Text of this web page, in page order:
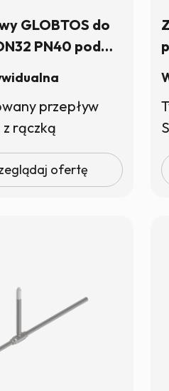
GLOBTOS do
PN40 pod
przepływ
rączką
ofertę